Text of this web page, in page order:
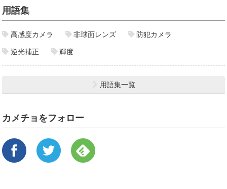
用語集
高感度カメラ 非球面レンズ 防犯カメラ
逆光補正 輝度
用語集一覧
カメチョをフォロー